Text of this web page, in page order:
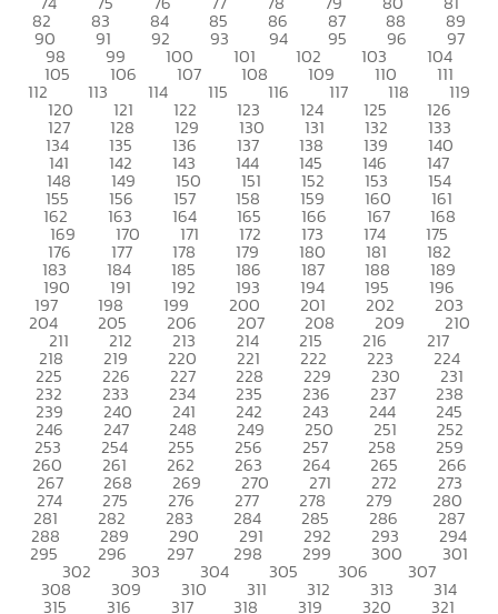
82 83 84 85 86 87 88 89
90 91 92 93 94 95 96 97
98 99 100 101 102 103 104
105 106 107 108 109 110 111
112 113 114 115 116 117 118 119
120 121 122 123 124 125 126
127 128 129 130 131 132 133
134 135 136 137 138 139 140
141 142 143 144 145 146 147
148 149 150 151 152 153 154
155 156 157 158 159 160 161
162 163 164 165 166 167 168
169 170 171 172 173 174 175
176 177 178 179 180 181 182
183 184 185 186 187 188 189
190 191 192 193 194 195 196
197 198 199 200 201 202 203
204 205 206 207 208 209 210
211 212 213 214 215 216 217
218 219 220 221 222 223 224
225 226 227 228 229 230 231
232 233 234 235 236 237 238
239 240 241 242 243 244 245
246 247 248 249 250 251 252
253 254 255 256 257 258 259
260 261 262 263 264 265 266
267 268 269 270 271 272 273
274 275 276 277 278 279 280
281 282 283 284 285 286 287
288 289 290 291 292 293 294
295 296 297 298 299 300 301
302 303 304 305 306 307
308 309 310 311 312 313 314
315 316 317 318 319 320 321